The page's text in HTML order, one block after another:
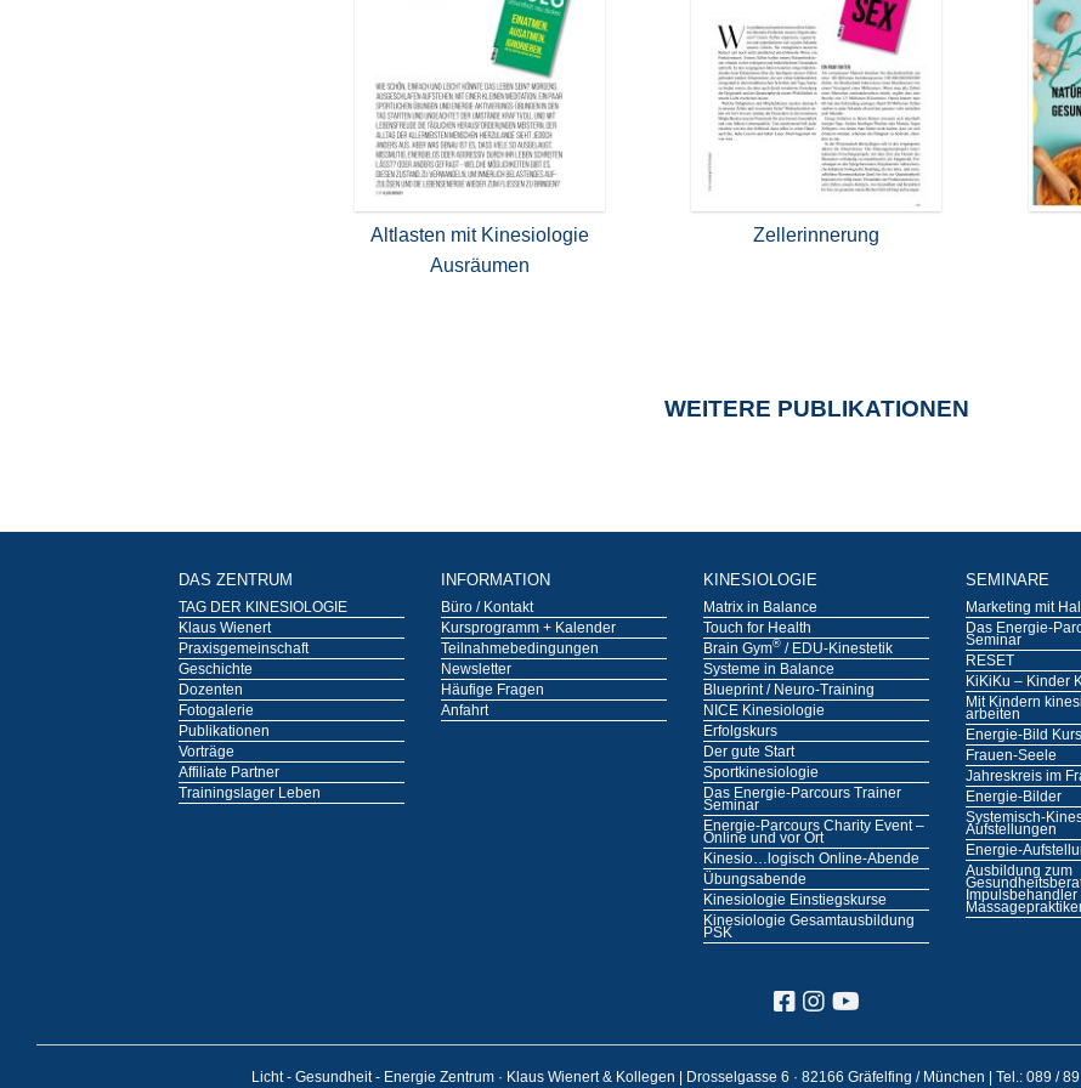
Altlasten mit Kinesiologie
Ausräumen
Zellerinnerung
WEITERE PUBLIKATIONEN
DAS ZENTRUM
TAG DER KINESIOLOGIE
Klaus Wienert
Praxisgemeinschaft
Geschichte
Dozenten
Fotogalerie
Publikationen
Vorträge
Affiliate Partner
Trainingslager Leben
INFORMATION
Büro / Kontakt
Kursprogramm + Kalender
Teilnahmebedingungen
Newsletter
Häufige Fragen
Anfahrt
KINESIOLOGIE
Matrix in Balance
Touch for Health
Brain Gym® / EDU-Kinestetik
Systeme in Balance
Blueprint / Neuro-Training
NICE Kinesiologie
Erfolgskurs
Der gute Start
Sportkinesiologie
Das Energie-Parcours Trainer
Seminar
Energie-Parcours Charity Event –
Online und vor Ort
Kinesio…logisch Online-Abende
Übungsabende
Kinesiologie Einstiegskurse
Kinesiologie Gesamtausbildung
PSK
SEMINARE
Marketing mit
Das Energie-
Seminar
RESET
KiKiKu – Kinder
Mit Kindern
arbeiten
Energie-Bild Kurs
Frauen-Seele
Jahreskreis im
Energie-Bilder
Systemisch-
Aufstellungen
Energie-
Ausbildung zum
Impulsbehandler
Licht - Gesundheit - Energie Zentrum · Klaus Wienert & Kollegen | Drosselgasse 6 · 82166 Gräfelfing / München | Tel.: 089 /